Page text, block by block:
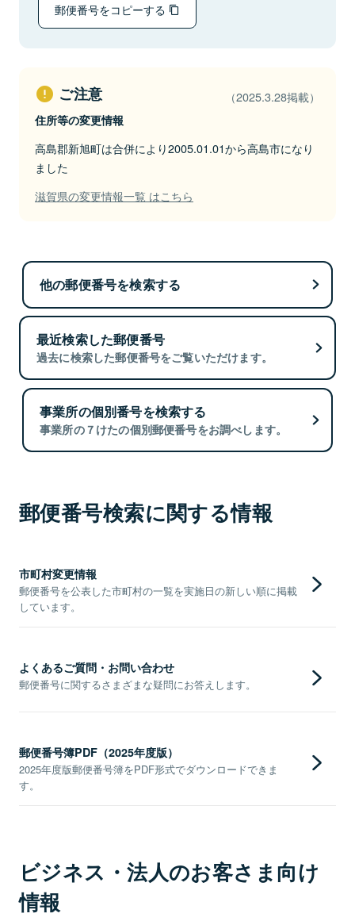
郵便番号をコピーする
ご注意 （2025.3.28掲載）
住所等の変更情報
高島郡新旭町は合併により2005.01.01から高島市になり
ました
滋賀県の変更情報一覧 はこちら
他の郵便番号を検索する
最近検索した郵便番号
過去に検索した郵便番号をご覧いただけます。
事業所の個別番号を検索する
事業所の７けたの個別郵便番号をお調べします。
郵便番号検索に関する情報
市町村変更情報
郵便番号を公表した市町村の一覧を実施日の新しい順に掲載
しています。
よくあるご質問・お問い合わせ
郵便番号に関するさまざまな疑問にお答えします。
郵便番号簿PDF（2025年度版）
2025年度版郵便番号簿をPDF形式でダウンロードできま
す。
ビジネス・法人のお客さま向け
情報